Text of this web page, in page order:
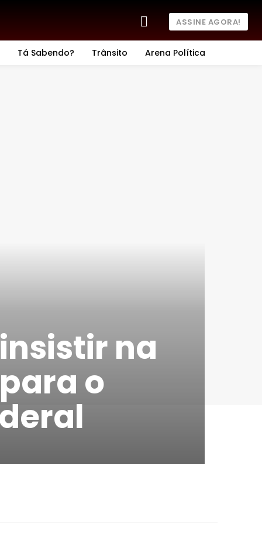
ASSINE AGORA!
Tá Sabendo? Trânsito Arena Política
na
o